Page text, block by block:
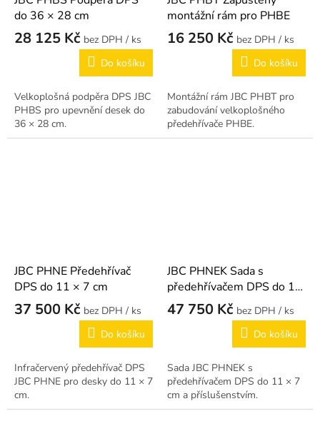
do 36 × 28 cm
28 125 Kč
/ ks
Do košíku
Velkoplošná podpěra DPS JBC
PHBS pro upevnění desek do
36 × 28 cm.
montážní rám pro PHBE
16 250 Kč
/ ks
Do košíku
Montážní rám JBC PHBT pro
zabudování velkoplošného
předehřívače PHBE.
JBC PHNE Předehřívač
DPS do 11 × 7 cm
37 500 Kč
/ ks
Do košíku
Infračervený předehřívač DPS
JBC PHNE pro desky do 11 × 7
cm.
JBC PHNEK Sada s
předehřívačem DPS do 11
× 7 cm
47 750 Kč
/ ks
Do košíku
Sada JBC PHNEK s
předehřívačem DPS do 11 × 7
cm a příslušenstvím.